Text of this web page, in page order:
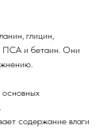
глицин,
ПСА и бетаин. Они
основных
содержание влаги